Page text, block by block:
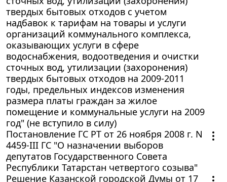
твердых бытовых отходов с учетом
надбавок к тарифам на товары и услуги
организаций коммунального комплекса,
оказывающих услуги в сфере
водоснабжения, водоотведения и очистки
сточных вод, утилизации (захоронения)
твердых бытовых отходов на 2009-2011
годы, предельных индексов изменения
размера платы граждан за жилое
помещение и коммунальные услуги на 2009
год" (не вступило в силу)
Постановление ГС РТ от 26 ноября 2008 г. N
4459-III ГС "О назначении выборов
депутатов Государственного Совета
Республики Татарстан четвертого созыва"
Решение Казанской городской Думы от 17